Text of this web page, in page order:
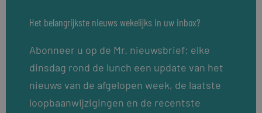
Het belangrijkste nieuws wekelijks in uw inbox?
Abonneer u op de Mr. nieuwsbrief: elke
dinsdag rond de lunch een update van het
nieuws van de afgelopen week, de laatste
loopbaanwijzigingen en de recentste